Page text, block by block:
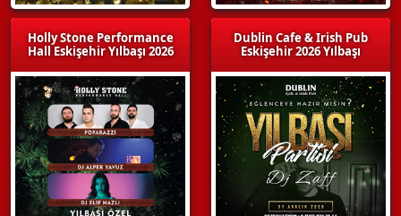
Holly Stone Performance
Hall Eskişehir Yılbaşı 2026
Dublin Cafe & Irish Pub
Eskişehir 2026 Yılbaşı